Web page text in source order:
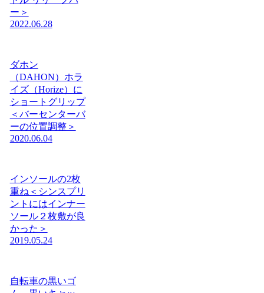
ー＞
2022.06.28
ダホン
（DAHON）ホラ
イズ（Horize）に
ショートグリップ
＜バーセンターバ
ーの位置調整＞
2020.06.04
インソールの2枚
重ね＜シンスプリ
ントにはインナー
ソール２枚敷が良
かった＞
2019.05.24
自転車の黒いゴ